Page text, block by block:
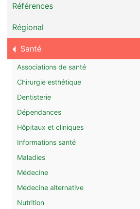
Références
Régional
Santé
Associations de santé
Chirurgie esthétique
Dentisterie
Dépendances
Hôpitaux et cliniques
Informations santé
Maladies
Médecine
Médecine alternative
Nutrition